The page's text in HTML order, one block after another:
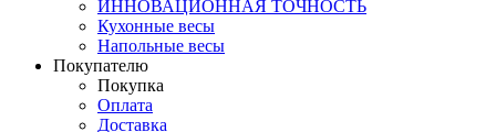
ИННОВАЦИОННАЯ ТОЧНОСТЬ
Кухонные весы
Напольные весы
Покупателю
Покупка
Оплата
Доставка